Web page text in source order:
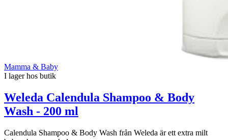
Mamma & Baby
I lager hos butik
Weleda Calendula Shampoo & Body
Wash - 200 ml
Calendula Shampoo & Body Wash från Weleda är ett extra milt